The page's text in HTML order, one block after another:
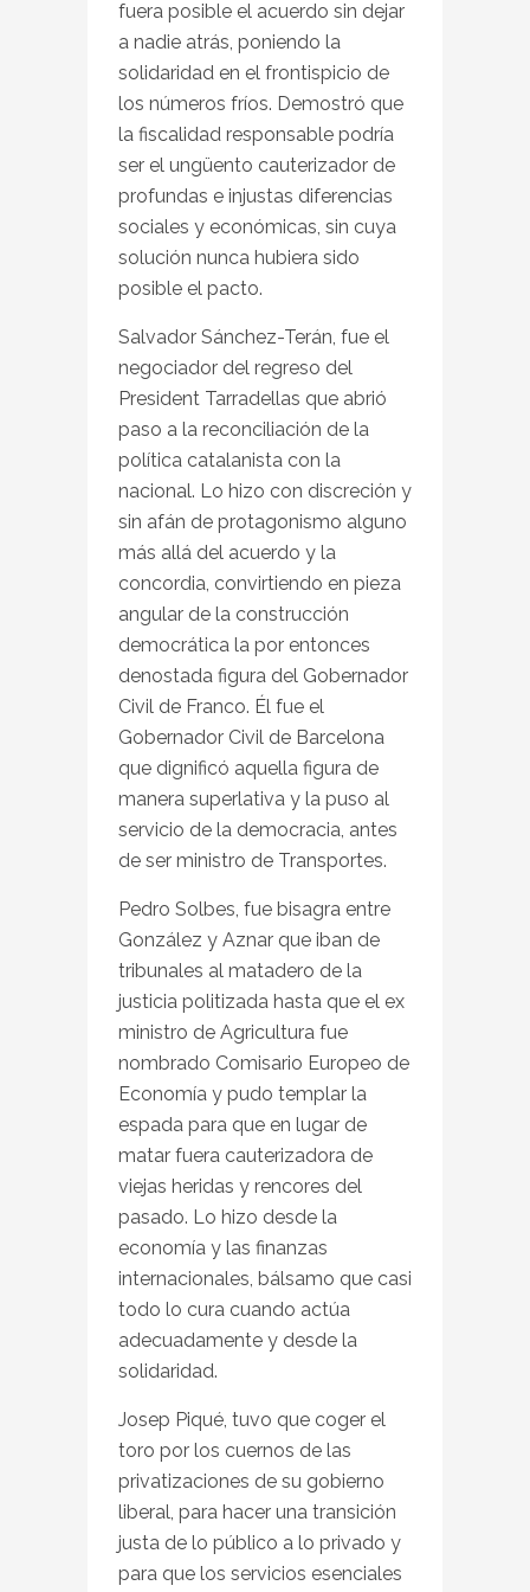
fuera posible el acuerdo sin dejar
a nadie atrás, poniendo la
solidaridad en el frontispicio de
los números fríos. Demostró que
la fiscalidad responsable podría
ser el ungüento cauterizador de
profundas e injustas diferencias
sociales y económicas, sin cuya
solución nunca hubiera sido
posible el pacto.
Salvador Sánchez-Terán, fue el
negociador del regreso del
President Tarradellas que abrió
paso a la reconciliación de la
política catalanista con la
nacional. Lo hizo con discreción y
sin afán de protagonismo alguno
más allá del acuerdo y la
concordia, convirtiendo en pieza
angular de la construcción
democrática la por entonces
denostada figura del Gobernador
Civil de Franco. Él fue el
Gobernador Civil de Barcelona
que dignificó aquella figura de
manera superlativa y la puso al
servicio de la democracia, antes
de ser ministro de Transportes.
Pedro Solbes, fue bisagra entre
González y Aznar que iban de
tribunales al matadero de la
justicia politizada hasta que el ex
ministro de Agricultura fue
nombrado Comisario Europeo de
Economía y pudo templar la
espada para que en lugar de
matar fuera cauterizadora de
viejas heridas y rencores del
pasado. Lo hizo desde la
economía y las finanzas
internacionales, bálsamo que casi
todo lo cura cuando actúa
adecuadamente y desde la
solidaridad.
Josep Piqué, tuvo que coger el
toro por los cuernos de las
privatizaciones de su gobierno
liberal, para hacer una transición
justa de lo público a lo privado y
para que los servicios esenciales